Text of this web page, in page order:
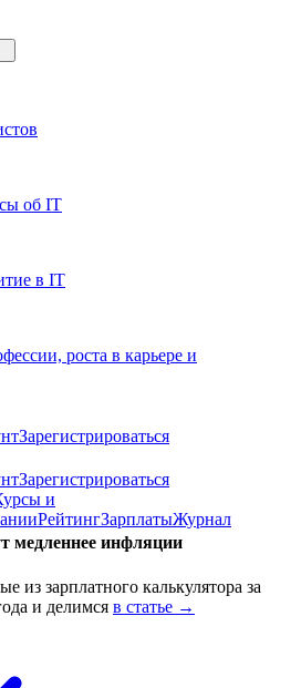
об IT
в IT
роста в карьере и
Зарегистрироваться
Зарегистрироваться
и
РейтингЗарплатыЖурнал
медленнее инфляции
из зарплатного калькулятора за
и делимся в статье →